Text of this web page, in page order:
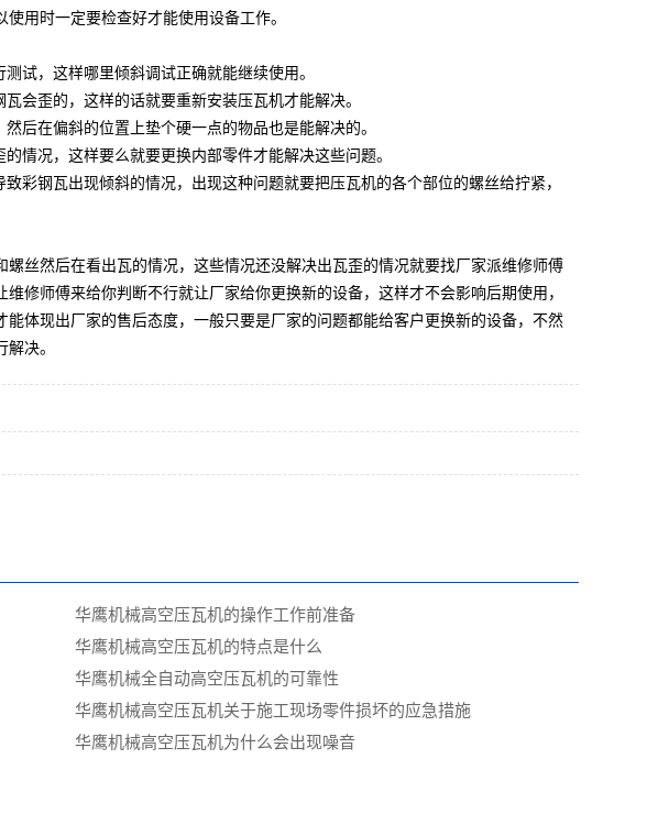
用时一定要检查好才能使用设备工作。
试，这样哪里倾斜调试正确就能继续使用。
会歪的，这样的话就要重新安装压瓦机才能解决。
后在偏斜的位置上垫个硬一点的物品也是能解决的。
情况，这样要么就要更换内部零件才能解决这些问题。
彩钢瓦出现倾斜的情况，出现这种问题就要把压瓦机的各个部位的螺丝给拧紧，
丝然后在看出瓦的情况，这些情况还没解决出瓦歪的情况就要找厂家派维修师傅
修师傅来给你判断不行就让厂家给你更换新的设备，这样才不会影响后期使用，
体现出厂家的售后态度，一般只要是厂家的问题都能给客户更换新的设备，不然
决。
华鹰机械高空压瓦机的操作工作前准备
华鹰机械‌高空压瓦机的特点是什么
华鹰机械‌全自动高空压瓦机的可靠性
华鹰机械高空压瓦机关于施工现场零件损坏的应急措施
华鹰机械高空压瓦机为什么会出现噪音